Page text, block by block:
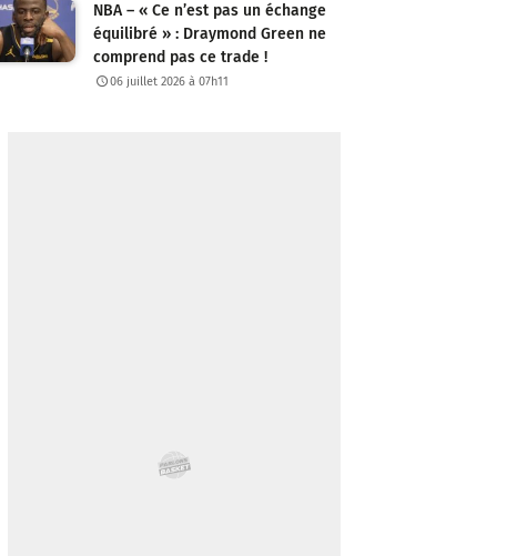
NBA – « Ce n’est pas un échange
équilibré » : Draymond Green ne
comprend pas ce trade !
06 juillet 2026 à 07h11